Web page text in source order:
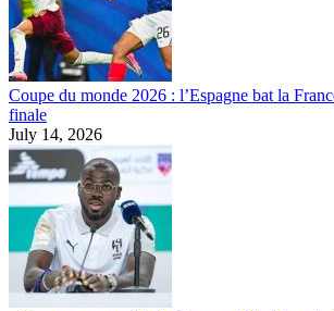
Coupe du monde 2026 : l’Espagne bat la
finale
July 14, 2026